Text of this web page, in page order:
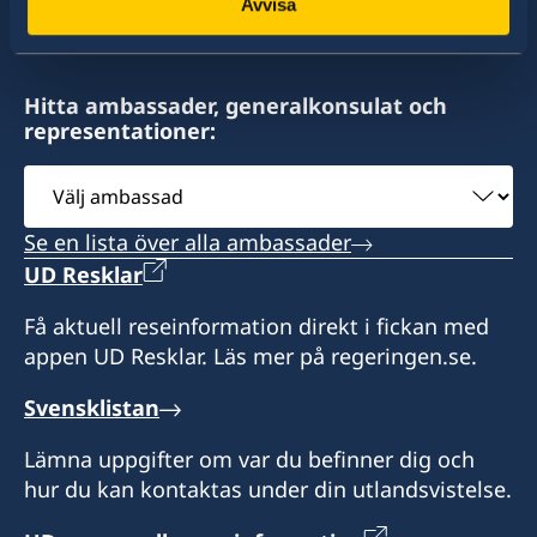
Besökstid:
Honorärkonsul
Raekoja plats 8, Tartu
Måndagar och onsdagar kl 10–12
Stängt för sommarsemester den 6–31 juli.
Honorärkonsul
Madis Kanarbik
Hitta ambassader, generalkonsulat och
representationer:
Välj
ambassad
Se en lista över alla ambassader
UD Resklar
Få aktuell reseinformation direkt i fickan med
appen UD Resklar. Läs mer på regeringen.se.
Svensklistan
Lämna uppgifter om var du befinner dig och
hur du kan kontaktas under din utlandsvistelse.